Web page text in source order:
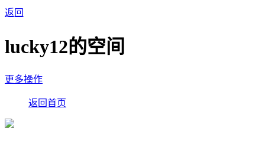
返回
lucky12的空间
更多操作
返回首页